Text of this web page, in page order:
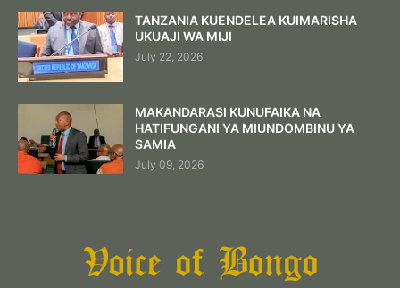
TANZANIA KUENDELEA KUIMARISHA
UKUAJI WA MIJI
July 22, 2026
MAKANDARASI KUNUFAIKA NA
HATIFUNGANI YA MIUNDOMBINU YA
SAMIA
July 09, 2026